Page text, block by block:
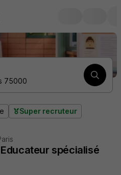
75000
Super recruteur
Educateur spécialisé